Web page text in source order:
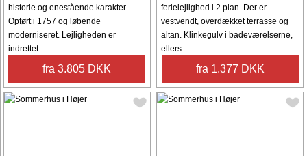
historie og enestående karakter.
Opført i 1757 og løbende
moderniseret. Lejligheden er
indrettet ...
fra 3.805 DKK
ferielejlighed i 2 plan. Der er
vestvendt, overdækket terrasse og
altan. Klinkegulv i badeværelserne,
ellers ...
fra 1.377 DKK